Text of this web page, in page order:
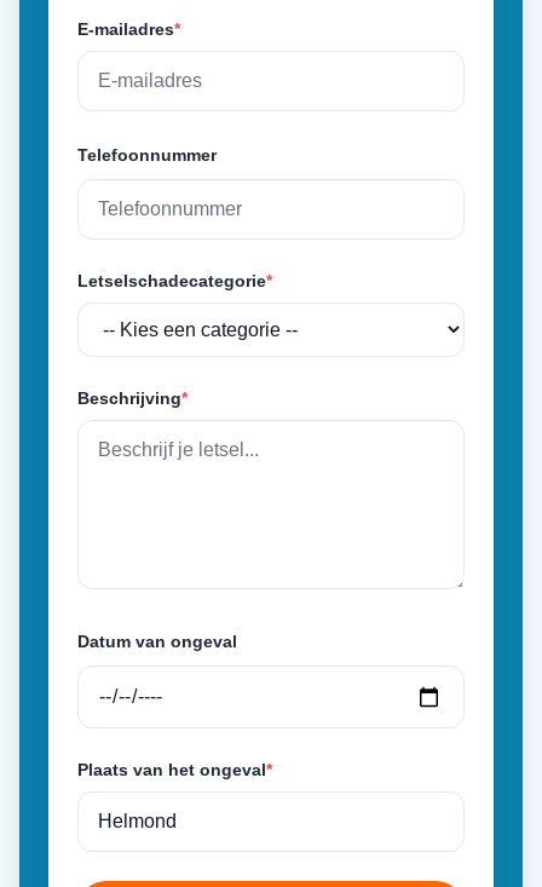
E-mailadres*
Telefoonnummer
Letselschadecategorie*
Beschrijving*
Datum van ongeval
Plaats van het ongeval*